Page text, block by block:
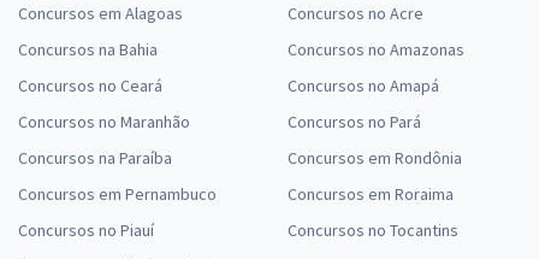
Concursos em Alagoas
Concursos na Bahia
Concursos no Ceará
Concursos no Maranhão
Concursos na Paraíba
Concursos em Pernambuco
Concursos no Piauí
Concursos no Acre
Concursos no Amazonas
Concursos no Amapá
Concursos no Pará
Concursos em Rondônia
Concursos em Roraima
Concursos no Tocantins